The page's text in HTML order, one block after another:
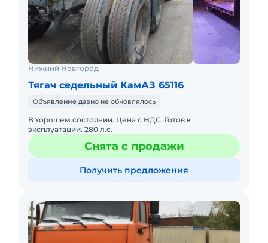
Нижний Новгород
Тягач седельный КамАЗ 65116
Объявление давно не обновлялось
В хорошем состоянии. Цена с НДС. Готов к
эксплуатации. 280 л.с.
Снята с продажи
Получить предложения